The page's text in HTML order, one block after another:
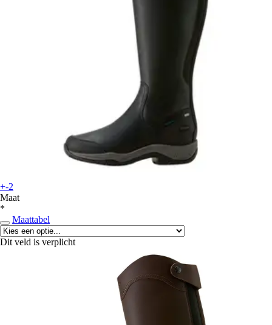
+-2
Maat
*
Maattabel
Dit veld is verplicht